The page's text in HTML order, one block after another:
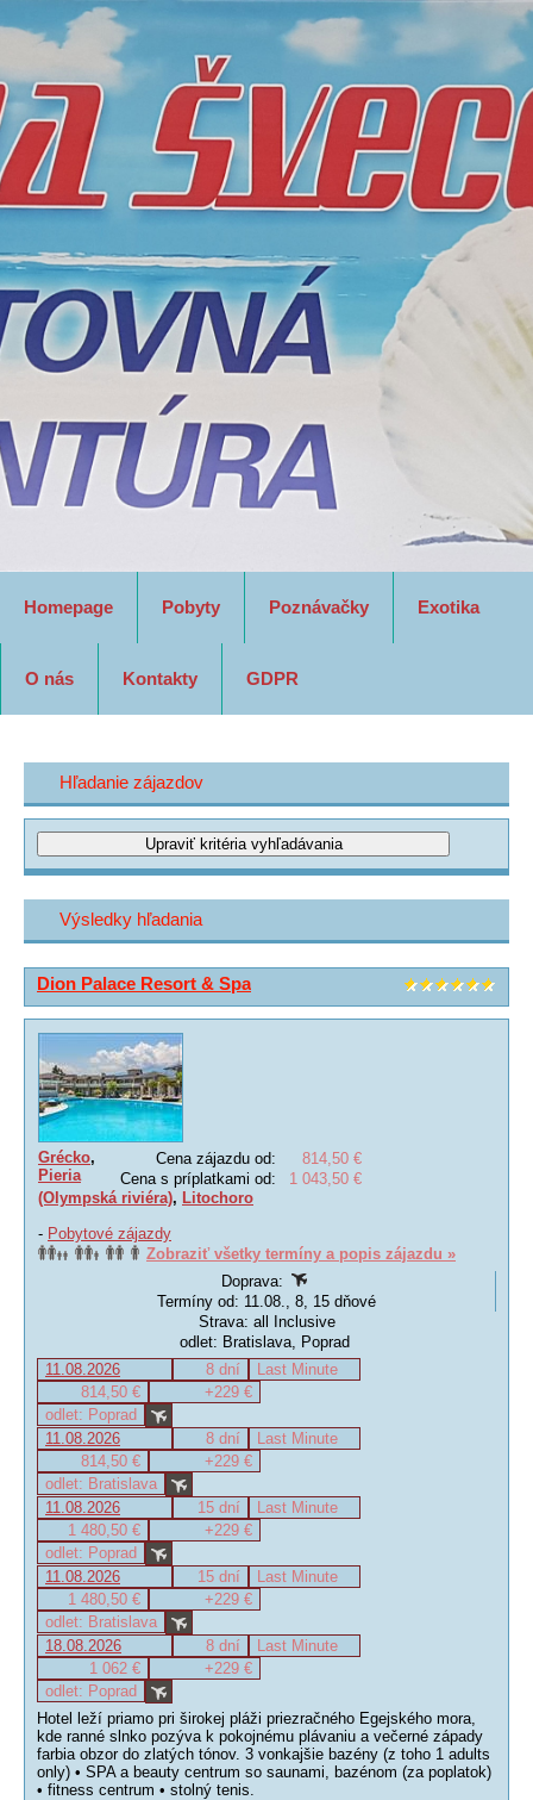
Homepage Pobyty Poznávačky Exotika
O nás Kontakty GDPR
Hľadanie zájazdov
Výsledky hľadania
Dion Palace Resort & Spa
Cena zájazdu od:
814,50 €
Cena s príplatkami od:
1 043,50 €
Grécko,
Pieria
(Olympská riviéra), Litochoro
- Pobytové zájazdy
Zobraziť všetky termíny a popis zájazdu »
Doprava:
Termíny od: 11.08., 8, 15 dňové
Strava: all Inclusive
odlet: Bratislava, Poprad
11.08.2026
8 dní
Last Minute
814,50 €
+229 €
odlet: Poprad
11.08.2026
8 dní
Last Minute
814,50 €
+229 €
odlet: Bratislava
11.08.2026
15 dní
Last Minute
1 480,50 €
+229 €
odlet: Poprad
11.08.2026
15 dní
Last Minute
1 480,50 €
+229 €
odlet: Bratislava
18.08.2026
8 dní
Last Minute
1 062 €
+229 €
odlet: Poprad
Hotel leží priamo pri širokej pláži priezračného Egejského mora,
kde ranné slnko pozýva k pokojnému plávaniu a večerné západy
farbia obzor do zlatých tónov. 3 vonkajšie bazény (z toho 1 adults
only) • SPA a beauty centrum so saunami, bazénom (za poplatok)
• fitness centrum • stolný tenis.